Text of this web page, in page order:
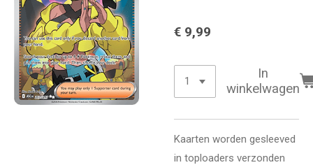
€ 9,99
In
winkelwagen
Kaarten worden gesleeved
in toploaders verzonden